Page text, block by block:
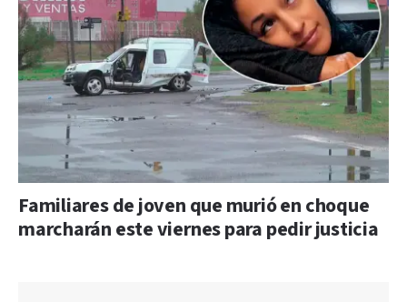
Familiares de joven que murió en choque
marcharán este viernes para pedir justicia